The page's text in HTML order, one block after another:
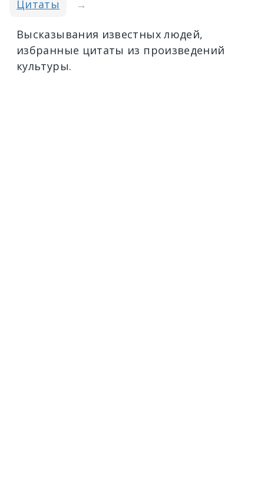
Цитаты →
Высказывания известных людей,
избранные цитаты из произведений
культуры.